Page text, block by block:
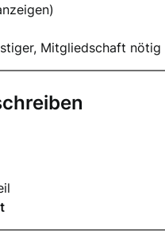
Mitgliedschaft nötig